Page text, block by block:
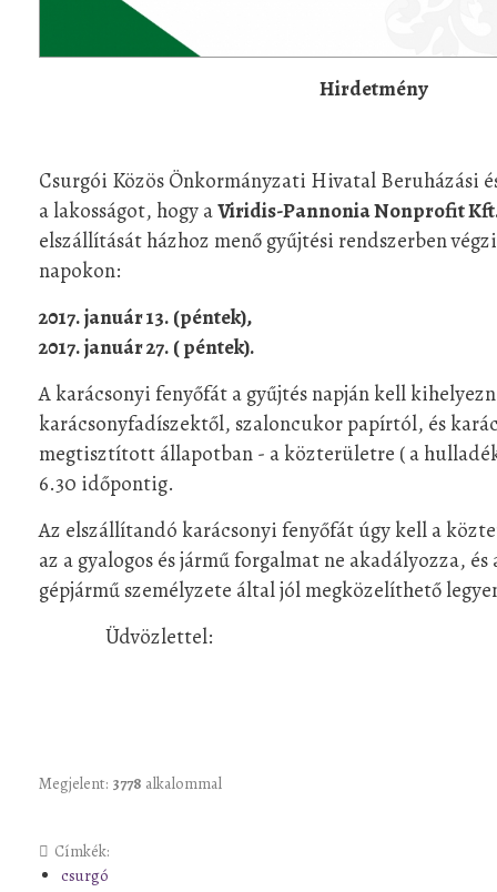
Hirdetmény
Csurgói Közös Önkormányzati Hivatal Beruházási
a lakosságot, hogy aViridis-Pannonia Nonprofit
elszállítását házhoz menő gyűjtési rendszerben
napokon:
2017. január 13. (péntek),
2017. január 27. ( péntek).
A karácsonyi fenyőfát a gyűjtés napján kell
karácsonyfadíszektől, szaloncukor papírtól, és
megtisztított állapotban - a közterületre ( a
6.30 időpontig.
Az elszállítandó karácsonyi fenyőfát úgy kell a
az a gyalogos és jármű forgalmat ne akadályozza, és
gépjármű személyzete által jól megközelíthető
Üdvözlettel:
Megjelent: 3778 alkalommal
Címkék:
csurgó